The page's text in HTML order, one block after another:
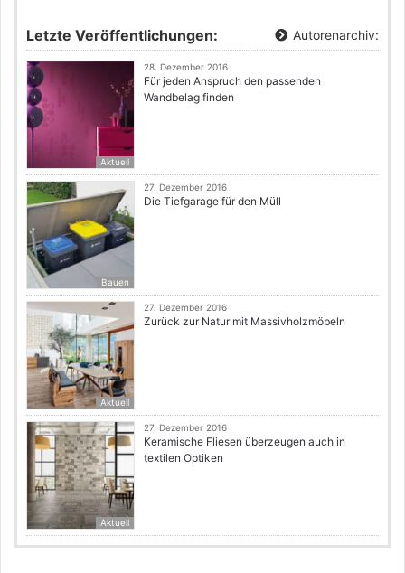
Letzte Veröffentlichungen: Autorenarchiv:
Aktuell
28. Dezember 2016
Für jeden Anspruch den passenden
Wandbelag finden
Bauen
27. Dezember 2016
Die Tiefgarage für den Müll
Aktuell
27. Dezember 2016
Zurück zur Natur mit Massivholzmöbeln
Aktuell
27. Dezember 2016
Keramische Fliesen überzeugen auch in
textilen Optiken